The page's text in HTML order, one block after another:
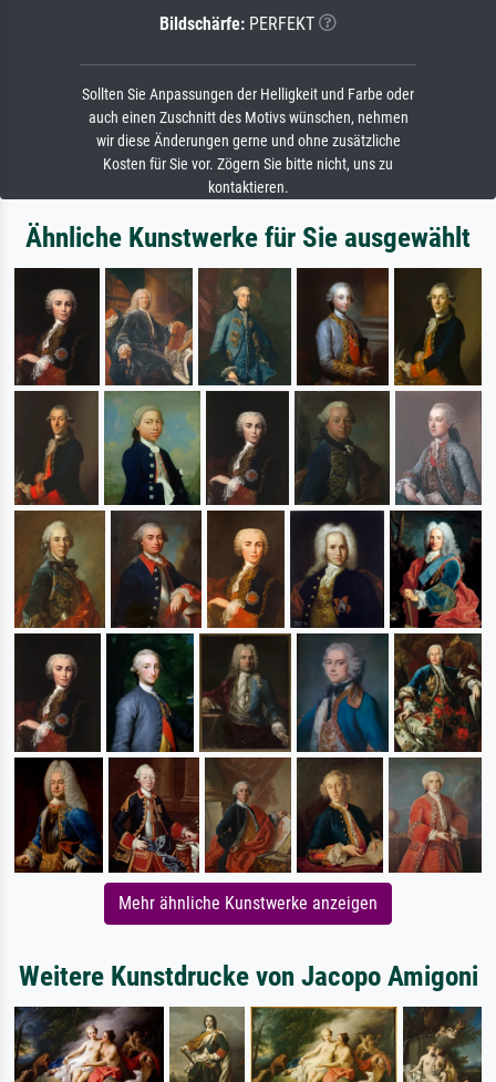
Bildschärfe: PERFEKT
Sollten Sie Anpassungen der Helligkeit und Farbe oder
auch einen Zuschnitt des Motivs wünschen, nehmen
wir diese Änderungen gerne und ohne zusätzliche
Kosten für Sie vor. Zögern Sie bitte nicht, uns zu
kontaktieren.
Ähnliche Kunstwerke für Sie ausgewählt
Mehr ähnliche Kunstwerke anzeigen
Weitere Kunstdrucke von Jacopo Amigoni